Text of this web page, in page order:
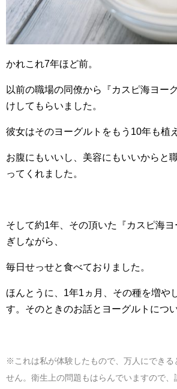
かれこれ7年ほど前。
以前の職場の同僚から『カスピ海ヨー
けしてもらいました。
彼女はそのヨーグルトをもう10年も植
お腹にもいいし、美容にもいいからと
ってくれました。
そして約1年、その頂いた『カスピ海
ぎしながら、
毎日せっせと食べておりました。
ほんとうに、1年1ヵ月、その種を増や
す。そのときのお話とヨーグルトにつ
※これは私が体験したもので、万人にできる
せん。衛生上の問題もはらんでいますので、